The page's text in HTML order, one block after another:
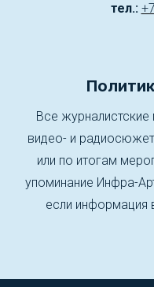
тел.:
Все журналистские
видео- и
или по итогам
упоминание Инфра-
если информация